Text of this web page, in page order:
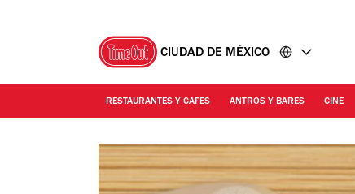
CIUDAD DE MÉXICO
RESTAURANTES Y CAFES ANTROS Y BARES CINE